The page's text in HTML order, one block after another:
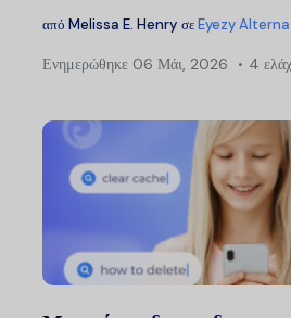
από Melissa E. Henry σεEyezy
Ενημερώθηκε 06 Μάι, 2026 4